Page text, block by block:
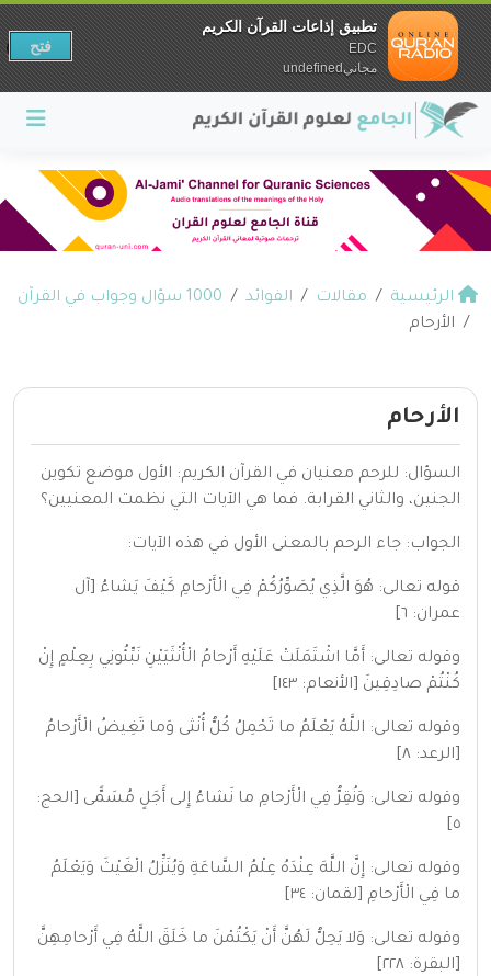
الرئيسية مقالات الفوائد
1000 سؤال وجواب في القرآن
الأرحام
الأرحام
السؤال: للرحم معنيان في القرآن الكريم: الأول موضع تكوين
الجنين، والثاني القرابة. فما هي الآيات التي نظمت المعنيين؟
الجواب: جاء الرحم بالمعنى الأول في هذه الآيات:
قوله تعالى: هُوَ الَّذِي يُصَوِّرُكُمْ فِي الْأَرْحامِ كَيْفَ يَشاءُ [آل
عمران: ٦]
وقوله تعالى: أَمَّا اشْتَمَلَتْ عَلَيْهِ أَرْحامُ الْأُنْثَيَيْنِ نَبِّئُونِي بِعِلْمٍ إِنْ
كُنْتُمْ صادِقِينَ [الأنعام: ١٤٣]
وقوله تعالى: اللَّهُ يَعْلَمُ ما تَحْمِلُ كُلُّ أُنْثى وَما تَغِيضُ الْأَرْحامُ
[الرعد: ٨]
وقوله تعالى: وَنُقِرُّ فِي الْأَرْحامِ ما نَشاءُ إِلى أَجَلٍ مُسَمًّى [الحج:
٥]
وقوله تعالى: إِنَّ اللَّهَ عِنْدَهُ عِلْمُ السَّاعَةِ وَيُنَزِّلُ الْغَيْثَ وَيَعْلَمُ
ما فِي الْأَرْحامِ [لقمان: ٣٤]
وقوله تعالى: وَلا يَحِلُّ لَهُنَّ أَنْ يَكْتُمْنَ ما خَلَقَ اللَّهُ فِي أَرْحامِهِنَّ
[البقرة: ٢٢٨]
تطبيق إذاعات القرآن الكريم
EDC
مجانيundefined
فتح